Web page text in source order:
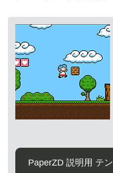
PaperZD 説明用 テ